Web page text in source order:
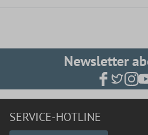
Newsletter
SERVICE-HOTLINE